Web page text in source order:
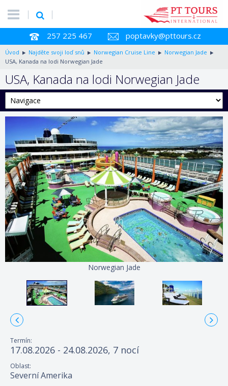
257 225 467 poptavky@pttours.cz
Úvod Najděte svoji loď snů Norwegian Cruise Line
Norwegian Jade
USA, Kanada na lodi Norwegian Jade
USA, Kanada na lodi Norwegian Jade
Norwegian Jade
Termín:
17.08.2026 - 24.08.2026, 7 nocí
Oblast:
Severní Amerika